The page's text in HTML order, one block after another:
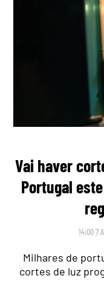
Vai haver
Portugal
14:00 7
Milhares de
cortes de luz